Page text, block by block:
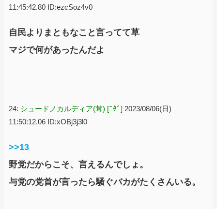
11:45:42.80 ID:ezcSoz4v0
自民よりまともなこと言ってて草
マジで何があったんだよ
24: シュードノカルディア(茸) [ﾆﾀﾞ] 2023/08/06(日)
11:50:12.06 ID:xOBj3j3l0
>>13
野党だからこそ、言えるんでしょ。
与党の党首が言ったら騒ぐバカがたくさんいる。